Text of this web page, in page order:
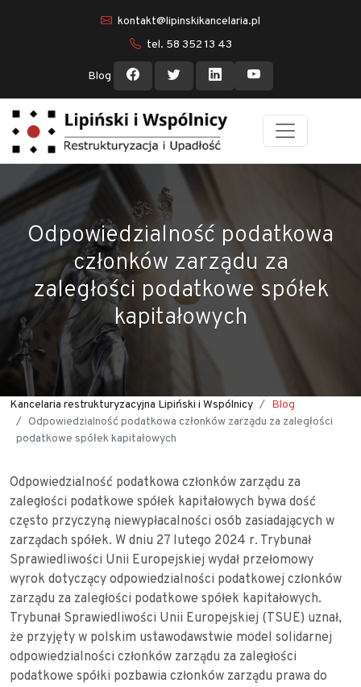
kontakt@lipinskikancelaria.pl
tel. 58 352 13 43
Blog
Odpowiedzialność podatkowa
członków zarządu za
zaległości podatkowe spółek
kapitałowych
Kancelaria restrukturyzacyjna Lipiński i Wspólnicy
Blog
Odpowiedzialność podatkowa członków zarządu za zaległości
podatkowe spółek kapitałowych
Odpowiedzialność podatkowa członków zarządu za
zaległości podatkowe spółek kapitałowych bywa dość
często przyczyną niewypłacalności osób zasiadających w
zarządach spółek. W dniu 27 lutego 2024 r. Trybunał
Sprawiedliwości Unii Europejskiej wydał przełomowy
wyrok dotyczący odpowiedzialności podatkowej członków
zarządu za zaległości podatkowe spółek kapitałowych.
Trybunał Sprawiedliwości Unii Europejskiej (TSUE) uznał,
że przyjęty w polskim ustawodawstwie model solidarnej
odpowiedzialności członków zarządu za zaległości
podatkowe spółki pozbawia członków zarządu prawa do